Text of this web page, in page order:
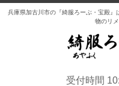
兵庫県加古川市の『綺服ろーぶ・宝殿
物のリ
受付時間